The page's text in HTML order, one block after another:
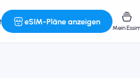
eSIM-Pläne anzeigen
Mein